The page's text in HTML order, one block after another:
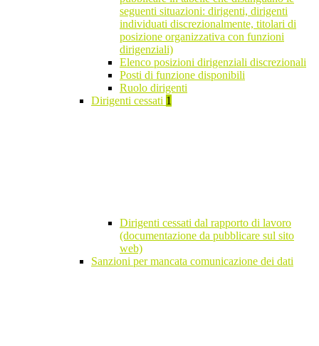
seguenti situazioni: dirigenti, dirigenti
individuati discrezionalmente, titolari di
posizione organizzativa con funzioni
dirigenziali)
Elenco posizioni dirigenziali discrezionali
Posti di funzione disponibili
Ruolo dirigenti
Dirigenti cessati 1
Dirigenti cessati dal rapporto di lavoro
(documentazione da pubblicare sul sito
web)
Sanzioni per mancata comunicazione dei dati